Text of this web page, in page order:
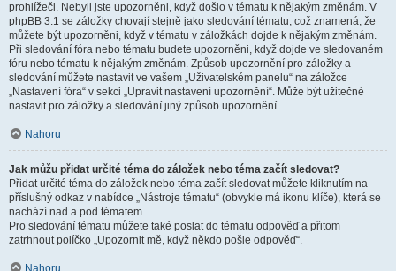
prohlížeči. Nebyli jste upozorněni, když došlo v tématu k nějakým změnám. V
phpBB 3.1 se záložky chovají stejně jako sledování tématu, což znamená, že
můžete být upozorněni, když v tématu v záložkách dojde k nějakým změnám.
Při sledování fóra nebo tématu budete upozorněni, když dojde ve sledovaném
fóru nebo tématu k nějakým změnám. Způsob upozornění pro záložky a
sledování můžete nastavit ve vašem „Uživatelském panelu“ na záložce
„Nastavení fóra“ v sekci „Upravit nastavení upozornění“. Může být užitečné
nastavit pro záložky a sledování jiný způsob upozornění.
Nahoru
Jak můžu přidat určité téma do záložek nebo téma začít sledovat?
Přidat určité téma do záložek nebo téma začít sledovat můžete kliknutím na
příslušný odkaz v nabídce „Nástroje tématu“ (obvykle má ikonu klíče), která se
nachází nad a pod tématem.
Pro sledování tématu můžete také poslat do tématu odpověď a přitom
zatrhnout políčko „Upozornit mě, když někdo pošle odpověď“.
Nahoru